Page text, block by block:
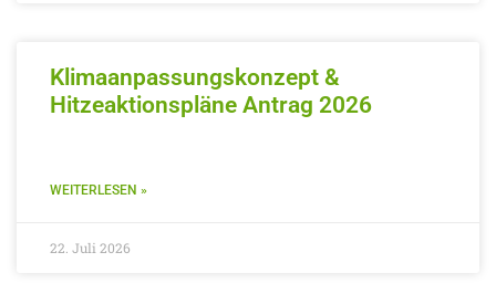
Klimaanpassungskonzept &
Hitzeaktionspläne Antrag 2026
WEITERLESEN »
22. Juli 2026